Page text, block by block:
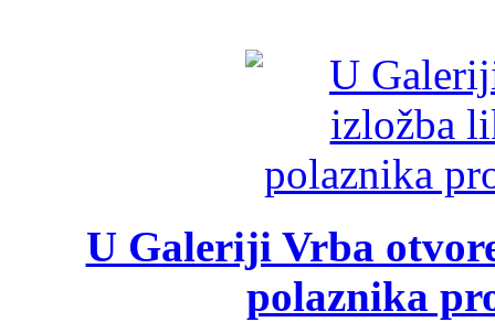
U Galeriji Vrba
polaznika